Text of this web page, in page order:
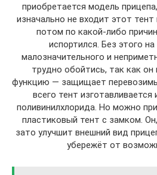
приобретается модель
изначально не входит этот тент
потом по какой-либо
испортился. Без этого
малозначительного и
трудно обойтись, так как
функцию — защищает
всего тент изготавливается
поливинилхлорида. Но можно
пластиковый тент с замком.
зато улучшит внешний вид
убережёт от